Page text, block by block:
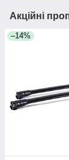
Акційні
–14%